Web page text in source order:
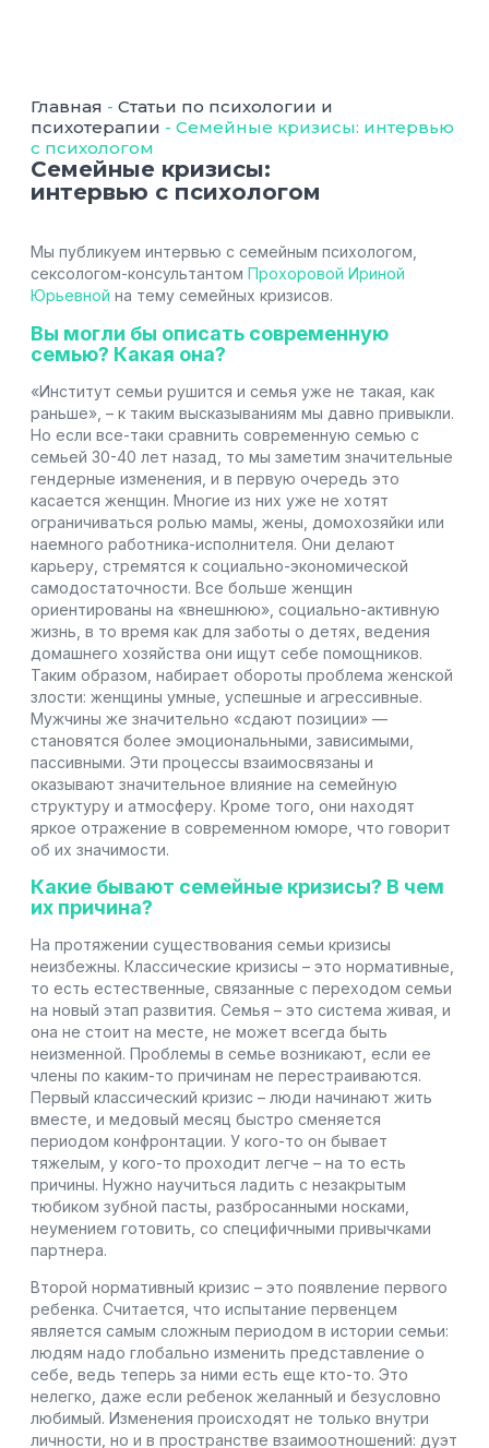
Главная - Статьи по психологии и
психотерапии - Cемейные кризисы: интервью
с психологом
Cемейные кризисы:
интервью с психологом
Мы публикуем интервью с семейным психологом,
сексологом-консультантом Прохоровой Ириной
Юрьевной на тему семейных кризисов.
Вы могли бы описать современную
семью? Какая она?
«Институт семьи рушится и семья уже не такая, как
раньше», – к таким высказываниям мы давно привыкли.
Но если все-таки сравнить современную семью с
семьей 30-40 лет назад, то мы заметим значительные
гендерные изменения, и в первую очередь это
касается женщин. Многие из них уже не хотят
ограничиваться ролью мамы, жены, домохозяйки или
наемного работника-исполнителя. Они делают
карьеру, стремятся к социально-экономической
самодостаточности. Все больше женщин
ориентированы на «внешнюю», социально-активную
жизнь, в то время как для заботы о детях, ведения
домашнего хозяйства они ищут себе помощников.
Таким образом, набирает обороты проблема женской
злости: женщины умные, успешные и агрессивные.
Мужчины же значительно «сдают позиции» —
становятся более эмоциональными, зависимыми,
пассивными. Эти процессы взаимосвязаны и
оказывают значительное влияние на семейную
структуру и атмосферу. Кроме того, они находят
яркое отражение в современном юморе, что говорит
об их значимости.
Какие бывают семейные кризисы? В чем
их причина?
На протяжении существования семьи кризисы
неизбежны. Классические кризисы – это нормативные,
то есть естественные, связанные с переходом семьи
на новый этап развития. Семья – это система живая, и
она не стоит на месте, не может всегда быть
неизменной. Проблемы в семье возникают, если ее
члены по каким-то причинам не перестраиваются.
Первый классический кризис – люди начинают жить
вместе, и медовый месяц быстро сменяется
периодом конфронтации. У кого-то он бывает
тяжелым, у кого-то проходит легче – на то есть
причины. Нужно научиться ладить с незакрытым
тюбиком зубной пасты, разбросанными носками,
неумением готовить, со специфичными привычками
партнера.
Второй нормативный кризис – это появление первого
ребенка. Считается, что испытание первенцем
является самым сложным периодом в истории семьи:
людям надо глобально изменить представление о
себе, ведь теперь за ними есть еще кто-то. Это
нелегко, даже если ребенок желанный и безусловно
любимый. Изменения происходят не только внутри
личности, но и в пространстве взаимоотношений: дуэт